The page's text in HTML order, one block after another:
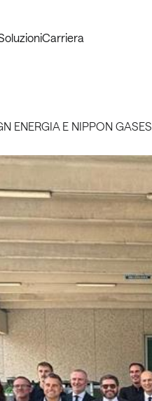
Carriera
ENERGIA E NIPPON GASES